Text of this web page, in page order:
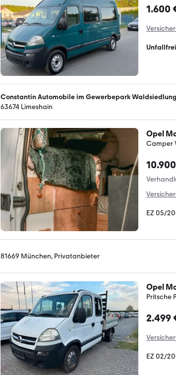
1.600
Unfallfrei
Constantin Automobile im Gewerbepark Waldsiedlung
63674 Limeshain
Opel
Camper
EZ 05/
81669 München, Privatanbieter
Opel
Pritsche
2.499
EZ 02/